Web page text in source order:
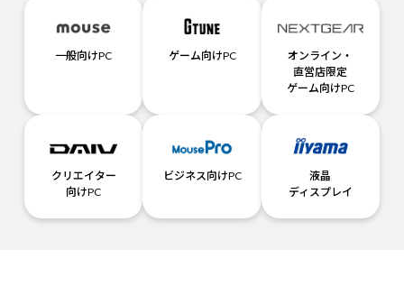
一般向けPC ゲーム向けPC
オンライン・
直営店限定
ゲーム向けPC
クリエイター
向けPC
ビジネス向けPC
液晶
ディスプレイ